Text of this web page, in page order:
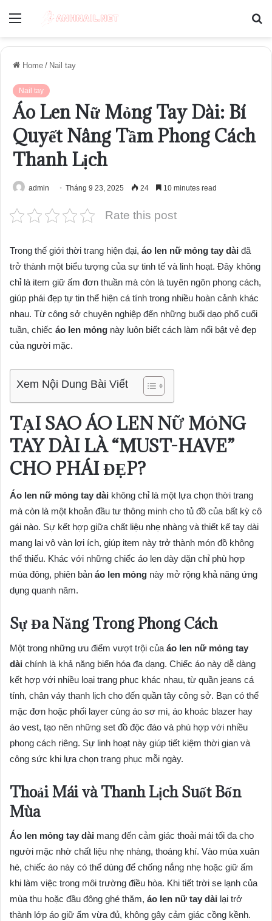
Menu
Home / Nail tay
Nail tay
Áo Len Nữ Mỏng Tay Dài: Bí
Quyết Nâng Tầm Phong Cách
Thanh Lịch
admin Tháng 9 23, 2025 24 10 minutes read
Rate this post
Trong thế giới thời trang hiện đại, áo len nữ mỏng tay dài đã
trở thành một biểu tượng của sự tinh tế và linh hoạt. Đây không
chỉ là item giữ ấm đơn thuần mà còn là tuyên ngôn phong cách,
giúp phái đẹp tự tin thể hiện cá tính trong nhiều hoàn cảnh khác
nhau. Từ công sở chuyên nghiệp đến những buổi dạo phố cuối
tuần, chiếc áo len mỏng này luôn biết cách làm nổi bật vẻ đẹp
của người mặc.
Xem Nội Dung Bài Viết
TẠI SAO ÁO LEN NỮ MỎNG
TAY DÀI LÀ “MUST-HAVE”
CHO PHÁI ĐẸP?
Áo len nữ mỏng tay dài không chỉ là một lựa chọn thời trang
mà còn là một khoản đầu tư thông minh cho tủ đồ của bất kỳ cô
gái nào. Sự kết hợp giữa chất liệu nhẹ nhàng và thiết kế tay dài
mang lại vô vàn lợi ích, giúp item này trở thành món đồ không
thể thiếu. Khác với những chiếc áo len dày dặn chỉ phù hợp
mùa đông, phiên bản áo len mỏng này mở rộng khả năng ứng
dụng quanh năm.
Sự Đa Năng Trong Phong Cách
Một trong những ưu điểm vượt trội của áo len nữ mỏng tay
dài chính là khả năng biến hóa đa dạng. Chiếc áo này dễ dàng
kết hợp với nhiều loại trang phục khác nhau, từ quần jeans cá
tính, chân váy thanh lịch cho đến quần tây công sở. Bạn có thể
mặc đơn hoặc phối layer cùng áo sơ mi, áo khoác blazer hay
áo vest, tạo nên những set đồ độc đáo và phù hợp với nhiều
phong cách riêng. Sự linh hoạt này giúp tiết kiệm thời gian và
công sức khi lựa chọn trang phục mỗi ngày.
Thoải Mái và Thanh Lịch Suốt Bốn
Mùa
Áo len mỏng tay dài mang đến cảm giác thoải mái tối đa cho
người mặc nhờ chất liệu nhẹ nhàng, thoáng khí. Vào mùa xuân
hè, chiếc áo này có thể dùng để chống nắng nhẹ hoặc giữ ấm
khi làm việc trong môi trường điều hòa. Khi tiết trời se lạnh của
mùa thu hoặc đầu đông ghé thăm, áo len nữ tay dài lại trở
thành lớp áo giữ ấm vừa đủ, không gây cảm giác cồng kềnh.